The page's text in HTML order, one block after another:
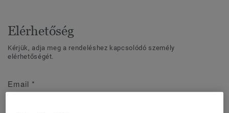
Elérhetőség
Kérjük, adja meg a rendeléshez kapcsolódó személy
elérhetőségét.
Email *